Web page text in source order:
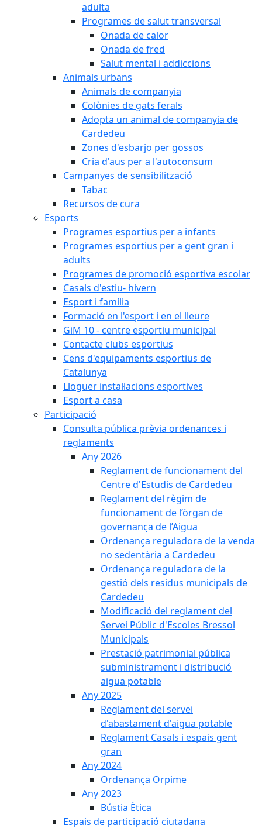
adulta
Programes de salut transversal
Onada de calor
Onada de fred
Salut mental i addiccions
Animals urbans
Animals de companyia
Colònies de gats ferals
Adopta un animal de companyia de
Cardedeu
Zones d'esbarjo per gossos
Cria d'aus per a l'autoconsum
Campanyes de sensibilització
Tabac
Recursos de cura
Esports
Programes esportius per a infants
Programes esportius per a gent gran i
adults
Programes de promoció esportiva escolar
Casals d'estiu- hivern
Esport i família
Formació en l'esport i en el lleure
GiM 10 - centre esportiu municipal
Contacte clubs esportius
Cens d'equipaments esportius de
Catalunya
Lloguer instal·lacions esportives
Esport a casa
Participació
Consulta pública prèvia ordenances i
reglaments
Any 2026
Reglament de funcionament del
Centre d'Estudis de Cardedeu
Reglament del règim de
funcionament de l’òrgan de
governança de l’Aigua
Ordenança reguladora de la venda
no sedentària a Cardedeu
Ordenança reguladora de la
gestió dels residus municipals de
Cardedeu
Modificació del reglament del
Servei Públic d'Escoles Bressol
Municipals
Prestació patrimonial pública
subministrament i distribució
aigua potable
Any 2025
Reglament del servei
d'abastament d'aigua potable
Reglament Casals i espais gent
gran
Any 2024
Ordenança Orpime
Any 2023
Bústia Ètica
Espais de participació ciutadana